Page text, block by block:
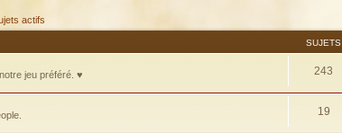
actifs
SUJETS
jeu préféré. ♥
243
19